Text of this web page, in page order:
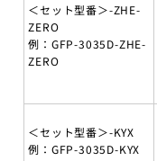
＜セット型番＞-ZHE-
ZERO
例：GFP-3035D-ZHE-
ZERO
＜セット型番＞-KYX
例：GFP-3035D-KYX